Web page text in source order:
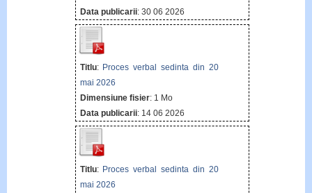
Data publicarii: 30 06 2026
Titlu: Proces verbal sedinta din 20
mai 2026
Dimensiune fisier: 1 Mo
Data publicarii: 14 06 2026
Titlu: Proces verbal sedinta din 20
mai 2026